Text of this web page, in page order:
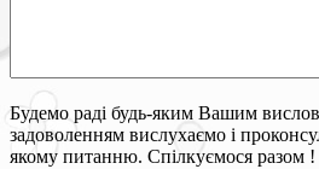
Будемо раді будь-яким Вашим
задоволенням вислухаємо і
якому питанню. Спілкуємося разом !